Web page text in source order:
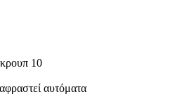
10
αυτόματα